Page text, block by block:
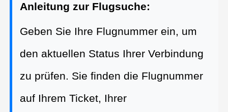
Anleitung zur Flugsuche:
Geben Sie Ihre Flugnummer ein, um
den aktuellen Status Ihrer Verbindung
zu prüfen. Sie finden die Flugnummer
auf Ihrem Ticket, Ihrer